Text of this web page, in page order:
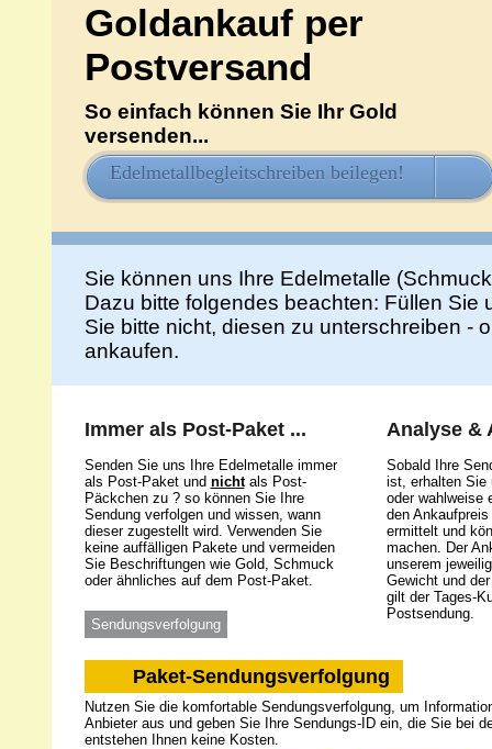
Goldankauf per
Postversand
So einfach können Sie Ihr Gold
versenden...
Sie können uns Ihre Edelmetalle
Dazu bitte folgendes beachten: Füllen Sie
Sie bitte nicht, diesen zu unterschreiben -
ankaufen.
Immer als Post-Paket ...
Senden Sie uns Ihre Edelmetalle immer
als Post-Paket und nichtals Post-
Päckchen zu ? so können Sie Ihre
Sendung verfolgen und wissen, wann
dieser zugestellt wird. Verwenden Sie
keine auffälligen Pakete und vermeiden
Sie Beschriftungen wie Gold, Schmuck
oder ähnliches auf dem Post-Paket.
Sendungsverfolgung
Analyse &
Sobald Ihre
ist, erhalten Sie
oder wahlweise
den
ermittelt und
machen. Der
unserem
Gewicht und
gilt der Tages-
Postsendung.
Paket-Sendungsverfolgung
Nutzen Sie die komfortable Sendungsverfolgung, um
Anbieter aus und geben Sie Ihre Sendungs-ID ein, die Sie bei
entstehen Ihnen keine Kosten.
Edelmetallbegleitschreiben beilegen!